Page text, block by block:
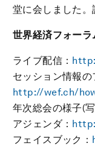
堂に会しました。
世界経済フォー
ライブ配信：
セッション情報の
http://wef.ch/
年次総会の様子(写
アジェンダ：
フェイスブック：